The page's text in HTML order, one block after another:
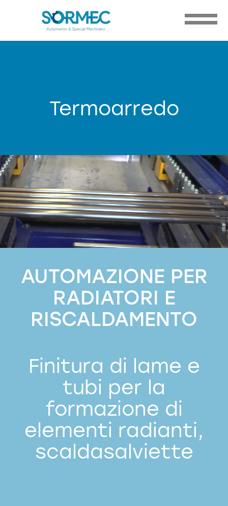
Termoarredo
AUTOMAZIONE PER
RADIATORI E
RISCALDAMENTO
Finitura di lame e
tubi per la
formazione di
elementi radianti,
scaldasalviette